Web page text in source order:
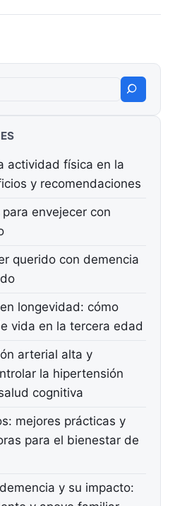
actividad física en la
y recomendaciones
envejecer con
querido con demencia
longevidad: cómo
vida en la tercera edad
arterial alta y
la hipertensión
cognitiva
mejores prácticas y
para el bienestar de
y su impacto: